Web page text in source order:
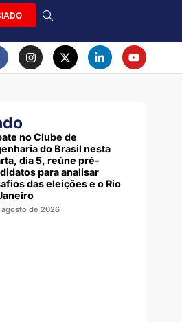
no Clube de
do Brasil nesta
dia 5, reúne pré-
para analisar
das eleições e o Rio
agosto de 2026